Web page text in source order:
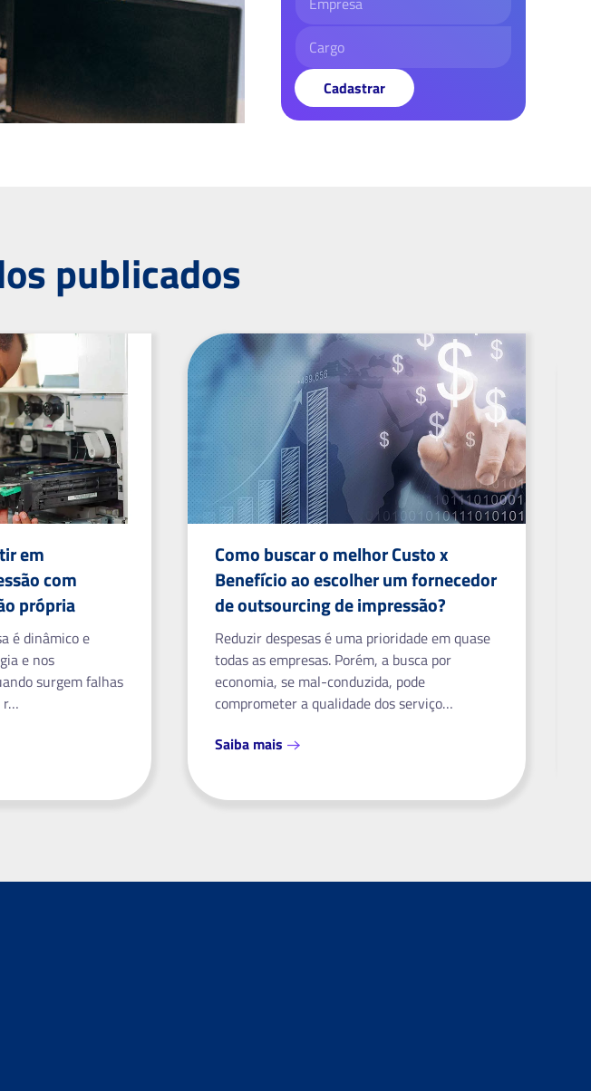
Cadastrar
publicados
em
com
própria
é dinâmico e
e nos
surgem falhas
r…
Como buscar o melhor Custo x
Benefício ao escolher um fornecedor
de outsourcing de impressão?
Reduzir despesas é uma prioridade em quase
todas as empresas. Porém, a busca por
economia, se mal-conduzida, pode
comprometer a qualidade dos serviço…
Saiba mais